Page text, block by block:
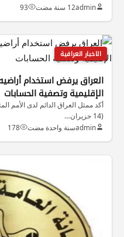
admin12 سنة مضت 93
الاخبار العراقية
العراق يرفض استخدام
الإقليمية وتصفية الحسابات
أكد ممثل العراق الدائم لدى الأمم
(14 حزيران…
adminسنة واحدة مضت 178